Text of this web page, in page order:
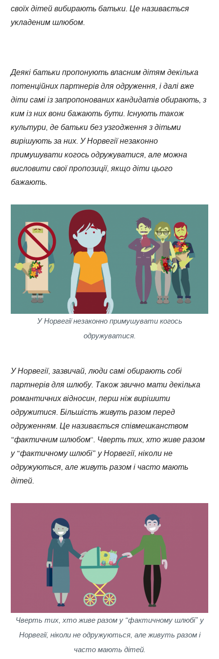
своїх дітей вибирають батьки. Це називається
укладеним шлюбом.
Деякі батьки пропонують власним дітям декілька
потенційних партнерів для одруження, і далі вже
діти самі із запропонованих кандидатів обирають, з
ким із них вони бажають бути. Існують також
культури, де батьки без узгодження з дітьми
вирішують за них. У Норвегії незаконно
примушувати когось одружуватися, але можна
висловити свої пропозиції, якщо діти цього
бажають.
У Норвегії незаконно примушувати когось
одружуватися.
У Норвегії, зазвичай, люди самі обирають собі
партнерів для шлюбу. Також звично мати декілька
романтичних відносин, перш ніж вирішити
одружитися. Більшість живуть разом перед
одруженням. Це називається співмешканством
“фактичним шлюбом“. Чверть тих, хто живе разом
у “фактичному шлюбі” у Норвегії, ніколи не
одружуються, але живуть разом і часто мають
дітей.
Чверть тих, хто живе разом у “фактичному шлюбі” у
Норвегії, ніколи не одружуються, але живуть разом і
часто мають дітей.